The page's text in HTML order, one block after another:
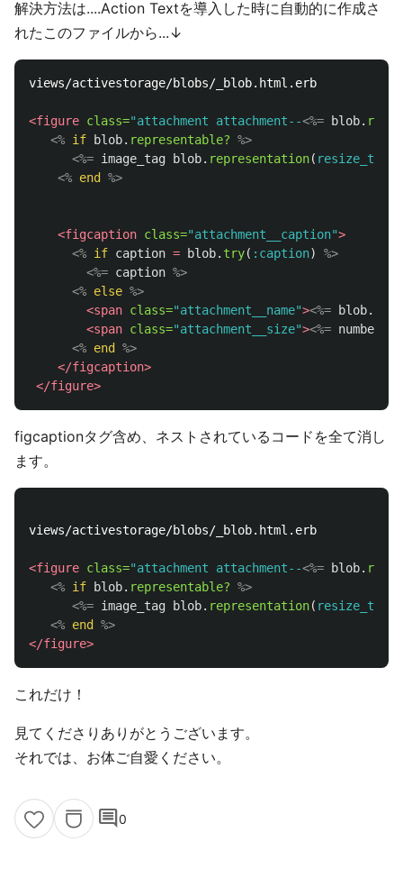
解決方法は....Action Textを導入した時に自動的に作成さ
れたこのファイルから...↓
views/activestorage/blobs/_blob.html.erb
<figure class="attachment attachment--<%= blob.
<% if blob. representable? %>
<%= image_tag blob. representation(
<% end %>
<figcaption class="attachment__caption">
<% if caption = blob. try( :caption)
%>
<%= caption %>
<% else %>
<span class="attachment__name"><%= blob.
<span class="attachment__size"><%=
<% end
%>
</figcaption>
</figure>
figcaptionタグ含め、ネストされているコードを全て消し
ます。
views/activestorage/blobs/_blob.html.erb
<figure class="attachment attachment--<%= blob.
<% if blob. representable? %>
<%= image_tag blob. representation(
<% end
%>
</figure>
これだけ！
見てくださりありがとうございます。
それでは、お体ご自愛ください。
comment0